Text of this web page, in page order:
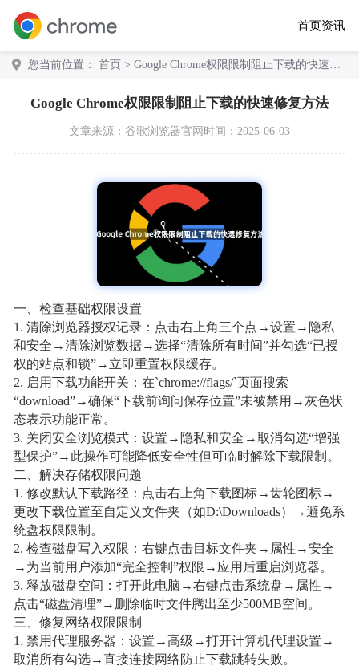
首页资讯
您当前位置： 首页 > Google Chrome权限限制阻止下载的快速修
Google Chrome权限限制阻止下载的快速修复方法
文章来源： 谷歌浏览器官网 时间：2025-06-03
一、检查基础权限设置
1. 清除浏览器授权记录：点击右上角三个点→设置→隐私
和安全→清除浏览数据→选择“清除所有时间”并勾选“已授
权的站点和锁”→立即重置权限缓存。
2. 启用下载功能开关：在`chrome://flags/`页面搜索
“download”→确保“下载前询问保存位置”未被禁用→灰色状
态表示功能正常。
3. 关闭安全浏览模式：设置→隐私和安全→取消勾选“增强
型保护”→此操作可能降低安全性但可临时解除下载限制。
二、解决存储权限问题
1. 修改默认下载路径：点击右上角下载图标→齿轮图标→
更改下载位置至自定义文件夹（如D:\Downloads）→避免系
统盘权限限制。
2. 检查磁盘写入权限：右键点击目标文件夹→属性→安全
→为当前用户添加“完全控制”权限→应用后重启浏览器。
3. 释放磁盘空间：打开此电脑→右键点击系统盘→属性→
点击“磁盘清理”→删除临时文件腾出至少500MB空间。
三、修复网络权限限制
1. 禁用代理服务器：设置→高级→打开计算机代理设置→
取消所有勾选→直接连接网络防止下载跳转失败。